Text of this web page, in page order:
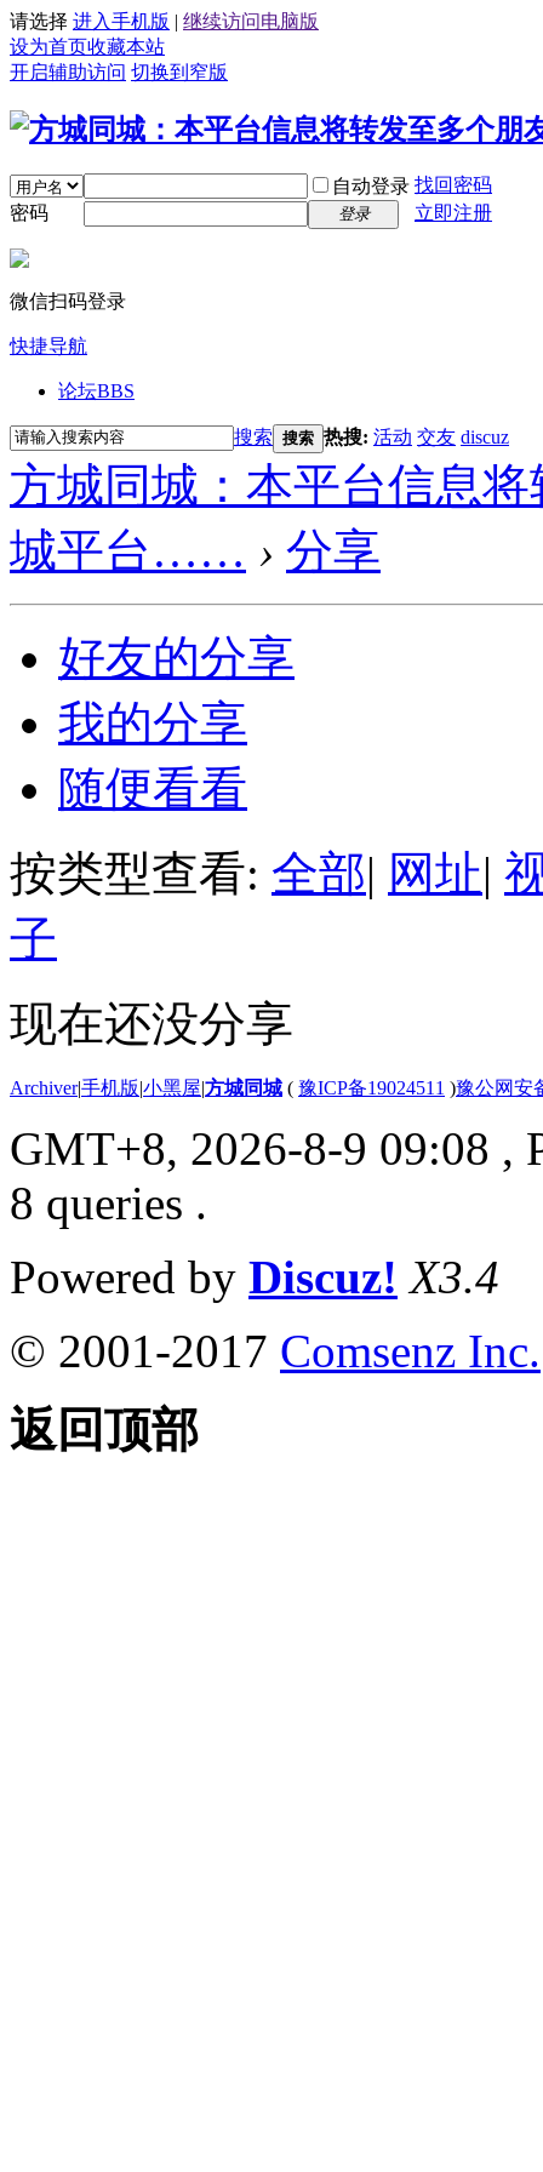
请选择 进入手机版 | 继续访问电脑版
设为首页收藏本站
开启辅助访问 切换到窄版
自动登录 找回密码
密码
登录 立即注册
微信扫码登录
快捷导航
论坛BBS
搜索 搜索 热搜: 活动 交友 discuz
方城同城：本平台信息
城平台…… › 分享
好友的分享
我的分享
随便看看
按类型查看: 全部| 网址|
子
现在还没分享
Archiver|手机版|小黑屋|方城同城 ( 豫ICP备19024511 )豫公网安
GMT+8, 2026-8-9 09:08 ,
8 queries .
Powered by Discuz! X3.4
© 2001-2017 Comsenz Inc.
返回顶部